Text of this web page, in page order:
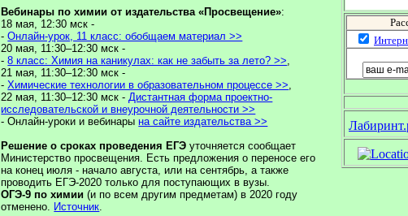
Вебинары по химии от издательства «Просвещение»:
18 мая, 12:30 мск -
-Онлайн-урок, 11 класс: обобщаем материал >>
20 мая, 11:30–12:30 мск -
-8 класс: Химия на каникулах: как не забыть за лето? >>,
21 мая, 11:30–12:30 мск -
-Химические технологии в образовательном процессе >>,
22 мая, 11:30–12:30 мск -Дистантная форма проектно-
исследовательской и внеурочной деятельности >>
- Онлайн-уроки и вебинарына сайте издательства >>
Решение о сроках проведения ЕГЭ уточняется сообщает
Министерство просвещения. Есть предложения о переносе его
на конец июля - начало августа, или на сентябрь, а также
проводить ЕГЭ-2020 только для поступающих в вузы.
ОГЭ-9 по химии (и по всем другим предметам) в 2020 году
отменено. Источник.